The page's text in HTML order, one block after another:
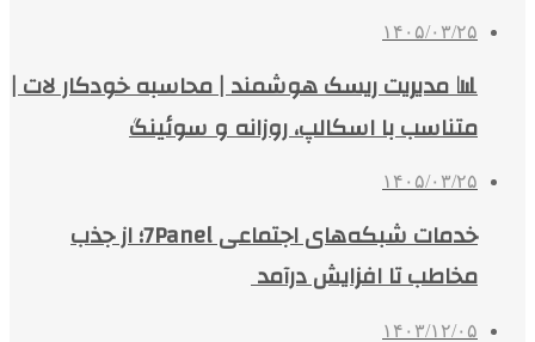
۱۴۰۵/۰۳/۲۵
📊 مدیریت ریسک هوشمند | محاسبه خودکار لات |
متناسب با اسکالپ، روزانه و سوئینگ
۱۴۰۵/۰۳/۲۵
خدمات شبکه‌های اجتماعی 7Panel؛ از جذب
مخاطب تا افزایش درآمد
۱۴۰۳/۱۲/۰۵